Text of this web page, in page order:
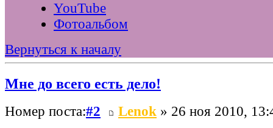
YouTube
Фотоальбом
Вернуться к началу
Мне до всего есть дело!
Номер поста:#2 Lenok » 26 ноя 2010,